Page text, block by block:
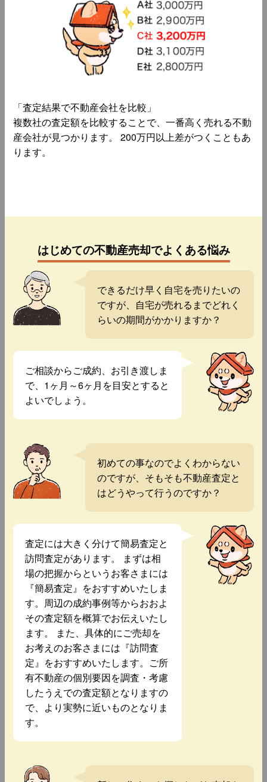
「査定結果で不動産会社を比較」
複数社の査定額を比較することで、一番高く売れる不動
産会社が見つかります。 200万円以上差がつくこともあ
ります。
はじめての不動産売却でよくある悩み
できるだけ早く自宅を売りたいの
ですが、自宅が売れるまでどれく
らいの期間がかかりますか？
ご相談からご成約、お引き渡しま
で、1ヶ月～6ヶ月を目安とすると
よいでしょう。
初めての事なのでよくわからない
のですが、そもそも不動産査定と
はどうやって行うのですか？
査定には大きく分けて簡易査定と
訪問査定があります。 まずは相
場の把握からというお客さまには
『簡易査定』をおすすめいたしま
す。周辺の成約事例等からおおよ
その査定額を概算でお伝えいたし
ます。 また、具体的にご売却を
お考えのお客さまには『訪問査
定』をおすすめいたします。ご所
有不動産の個別要因を調査・考慮
したうえでの査定額となりますの
で、より実勢に近いものとなりま
す。